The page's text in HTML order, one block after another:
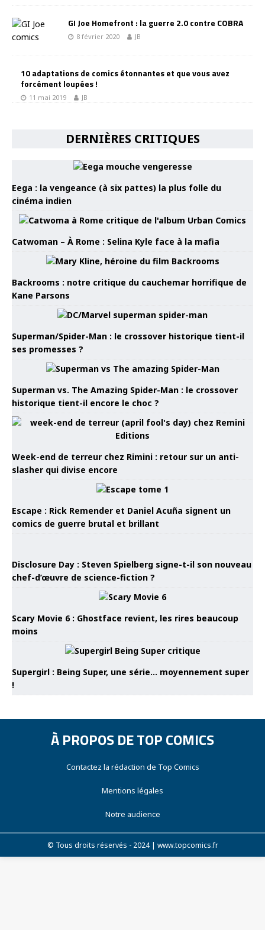
GI Joe Homefront : la guerre 2.0 contre COBRA
8 février 2020 JB
10 adaptations de comics étonnantes et que vous avez
forcément loupées !
11 mai 2019 JB
DERNIÈRES CRITIQUES
Eega : la vengeance (à six pattes) la plus folle du
cinéma indien
Catwoman – À Rome : Selina Kyle face à la mafia
Backrooms : notre critique du cauchemar horrifique de
Kane Parsons
Superman/Spider-Man : le crossover historique tient-il
ses promesses ?
Superman vs. The Amazing Spider-Man : le crossover
historique tient-il encore le choc ?
Week-end de terreur chez Rimini : retour sur un anti-
slasher qui divise encore
Escape : Rick Remender et Daniel Acuña signent un
comics de guerre brutal et brillant
Disclosure Day : Steven Spielberg signe-t-il son nouveau
chef-d’œuvre de science-fiction ?
Scary Movie 6 : Ghostface revient, les rires beaucoup
moins
Supergirl : Being Super, une série… moyennement super
!
À PROPOS DE TOP COMICS
Contactez la rédaction de Top Comics
Mentions légales
Notre audience
© Tous droits réservés - 2024 | www.topcomics.fr